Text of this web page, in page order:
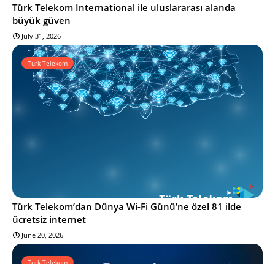
Türk Telekom International ile uluslararası alanda
büyük güven
July 31, 2026
Turk Telekom
Türk Telekom’dan Dünya Wi-Fi Günü’ne özel 81 ilde
ücretsiz internet
June 20, 2026
Turk Telekom